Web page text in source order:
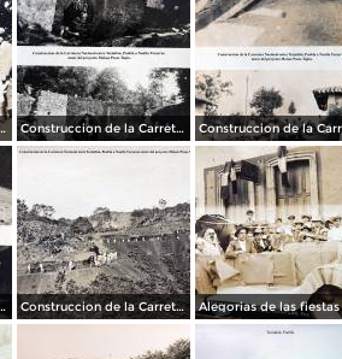
Nautla Veracruz autor del proyecto Moises Posos Tapia. Construccion de la Carretera Nacional entre Teziutlán, Puebla a Nautla Veracruz autor del proyecto Moises Posos Tapia.
Nautla Veracruz autor del proyecto Moises Posos Tapia. Construccion de la Carretera Nacional entre Teziutlán, Puebla a Nautla Veracruz autor del proyecto Moises Posos Tapia.